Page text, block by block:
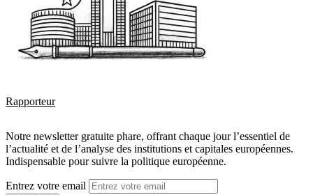
Rapporteur
Notre newsletter gratuite phare, offrant chaque jour l’essentiel de
l’actualité et de l’analyse des institutions et capitales européennes.
Indispensable pour suivre la politique européenne.
Entrez votre email